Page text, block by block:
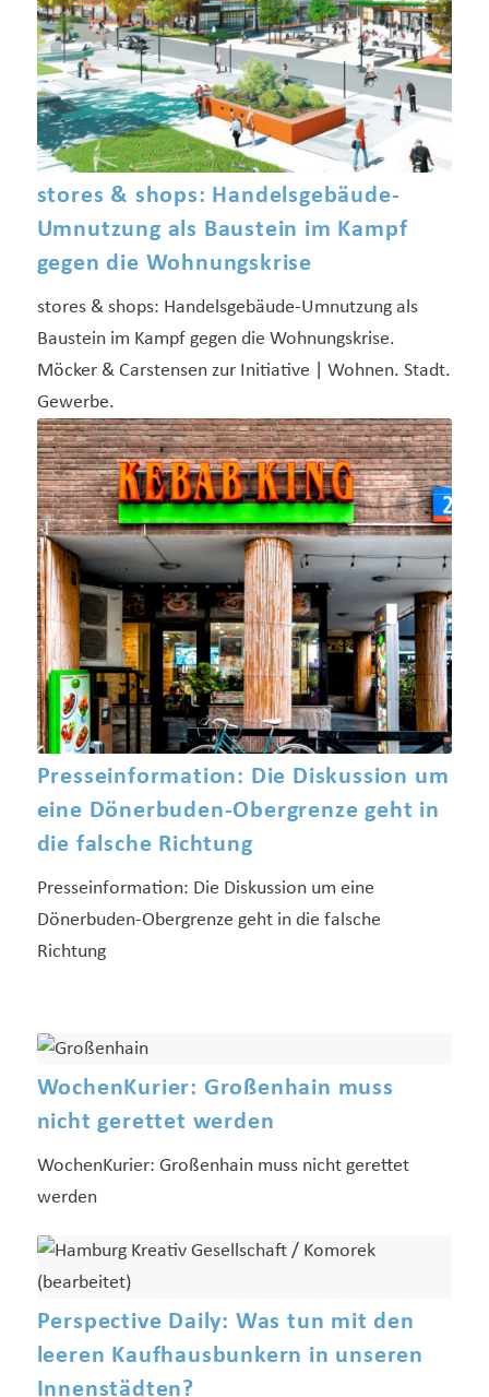
stores & shops: Handelsgebäude-
Umnutzung als Baustein im Kampf
gegen die Wohnungskrise
stores & shops: Handelsgebäude-Umnutzung als
Baustein im Kampf gegen die Wohnungskrise.
Möcker & Carstensen zur Initiative | Wohnen. Stadt.
Gewerbe.
Presseinformation: Die Diskussion um
eine Dönerbuden-Obergrenze geht in
die falsche Richtung
Presseinformation: Die Diskussion um eine
Dönerbuden-Obergrenze geht in die falsche
Richtung
WochenKurier: Großenhain muss
nicht gerettet werden
WochenKurier: Großenhain muss nicht gerettet
werden
Perspective Daily: Was tun mit den
leeren Kaufhausbunkern in unseren
Innenstädten?